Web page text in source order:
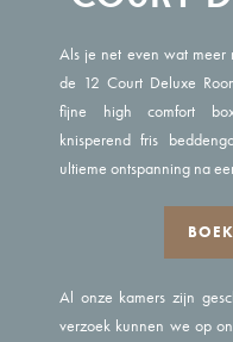
Als je net even wat
de 12 Court Deluxe
fijne high comfort
knisperend fris
ultieme ontspanning na
Al onze kamers zijn
verzoek kunnen we op